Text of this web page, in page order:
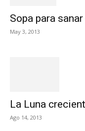
Sopa para
May 3, 2013
La Luna
Ago 14, 2013